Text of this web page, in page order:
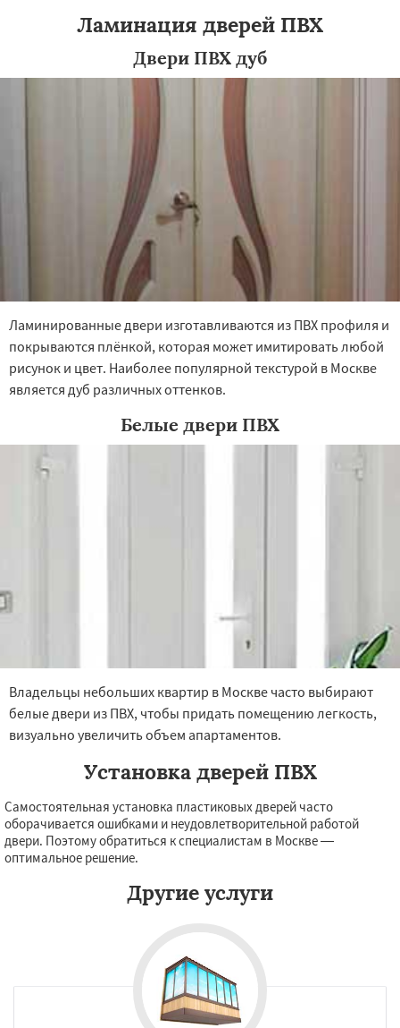
Красноармейск Красногорск
Краснознаменск
Куровское Ликино-Дулево
Лобня Лосино-Петровский Луховицы
Ламинация дверей ПВХ
Двери ПВХ дуб
Ламинированные двери изготавливаются из ПВХ профиля и
покрываются плёнкой, которая может имитировать любой
рисунок и цвет. Наиболее популярной текстурой в Москве
является дуб различных оттенков.
Белые двери ПВХ
Владельцы небольших квартир в Москве часто выбирают
белые двери из ПВХ, чтобы придать помещению легкость,
визуально увеличить объем апартаментов.
Установка дверей ПВХ
Самостоятельная установка пластиковых дверей часто
оборачивается ошибками и неудовлетворительной работой
двери. Поэтому обратиться к специалистам в Москве —
оптимальное решение.
Другие услуги